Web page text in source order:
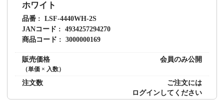
ホワイト
品番
LSF-4440WH-2S
JANコード
4934257294270
商品コード
3000000169
販売価格
（単価 × 入数）
会員のみ公開
注文数
ご注文には
ログインしてください